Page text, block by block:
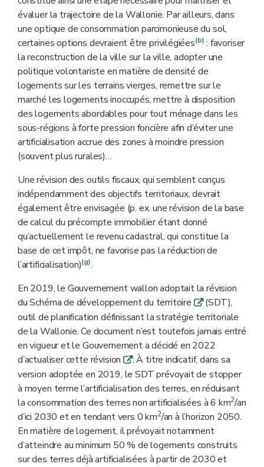
évaluer la trajectoire de la Wallonie. Par ailleurs, dans
une optique de consommation parcimonieuse du sol,
certaines options devraient être privilégiées(b) : favoriser
la reconstruction de la ville sur la ville, adopter une
politique volontariste en matière de densité de
logements sur les terrains vierges, remettre sur le
marché les logements inoccupés, mettre à disposition
des logements abordables pour tout ménage dans les
sous-régions à forte pression foncière afin d’éviter une
artificialisation accrue des zones à moindre pression
(souvent plus rurales)…
Une révision des outils fiscaux, qui semblent conçus
indépendamment des objectifs territoriaux, devrait
également être envisagée (p. ex. une révision de la base
de calcul du précompte immobilier étant donné
qu’actuellement le revenu cadastral, qui constitue la
base de cet impôt, ne favorise pas la réduction de
l’artificialisation)(g).
En 2019, le Gouvernement wallon adoptait la révision
du Schéma de développement du territoire q(SDT),
outil de planification définissant la stratégie territoriale
de la Wallonie. Ce document n’est toutefois jamais entré
en vigueur et le Gouvernement a décidé en 2022
d’actualiser cette révision q. À titre indicatif, dans sa
version adoptée en 2019, le SDT prévoyait de stopper
à moyen terme l’artificialisation des terres, en réduisant
la consommation des terres non artificialisées à 6 km2/an
d’ici 2030 et en tendant vers 0 km2/an à l’horizon 2050.
En matière de logement, il prévoyait notamment
d’atteindre au minimum 50 % de logements construits
sur des terres déjà artificialisées à partir de 2030 et